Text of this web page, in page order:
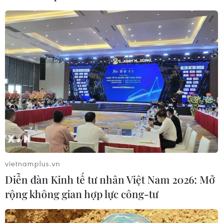
là đòn bẩy, quản trị là chìa khóa
05/08/2026 09:25
Standard Chartered huy động thành
công khoản vay xã hội 721 triệu USD
cho HDBank
05/08/2026 07:46
Tăng tốc giải ngân đầu tư công,
chấm dứt tâm lý trông chờ
05/08/2026 07:39
Hoàn thiện khuôn khổ pháp lý về
vietnamplus.vn
Diễn đàn Kinh tế tư nhân Việt Nam 2026: Mở
rộng không gian hợp lực công-tư